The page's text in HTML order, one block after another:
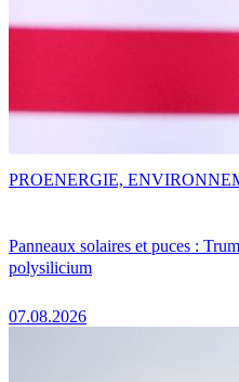
Panneaux solaires et puces :
polysilicium
07.08.2026
PROENERGIE,